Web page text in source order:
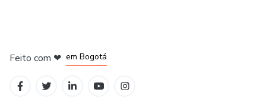
Feito com ❤ em Bogotá